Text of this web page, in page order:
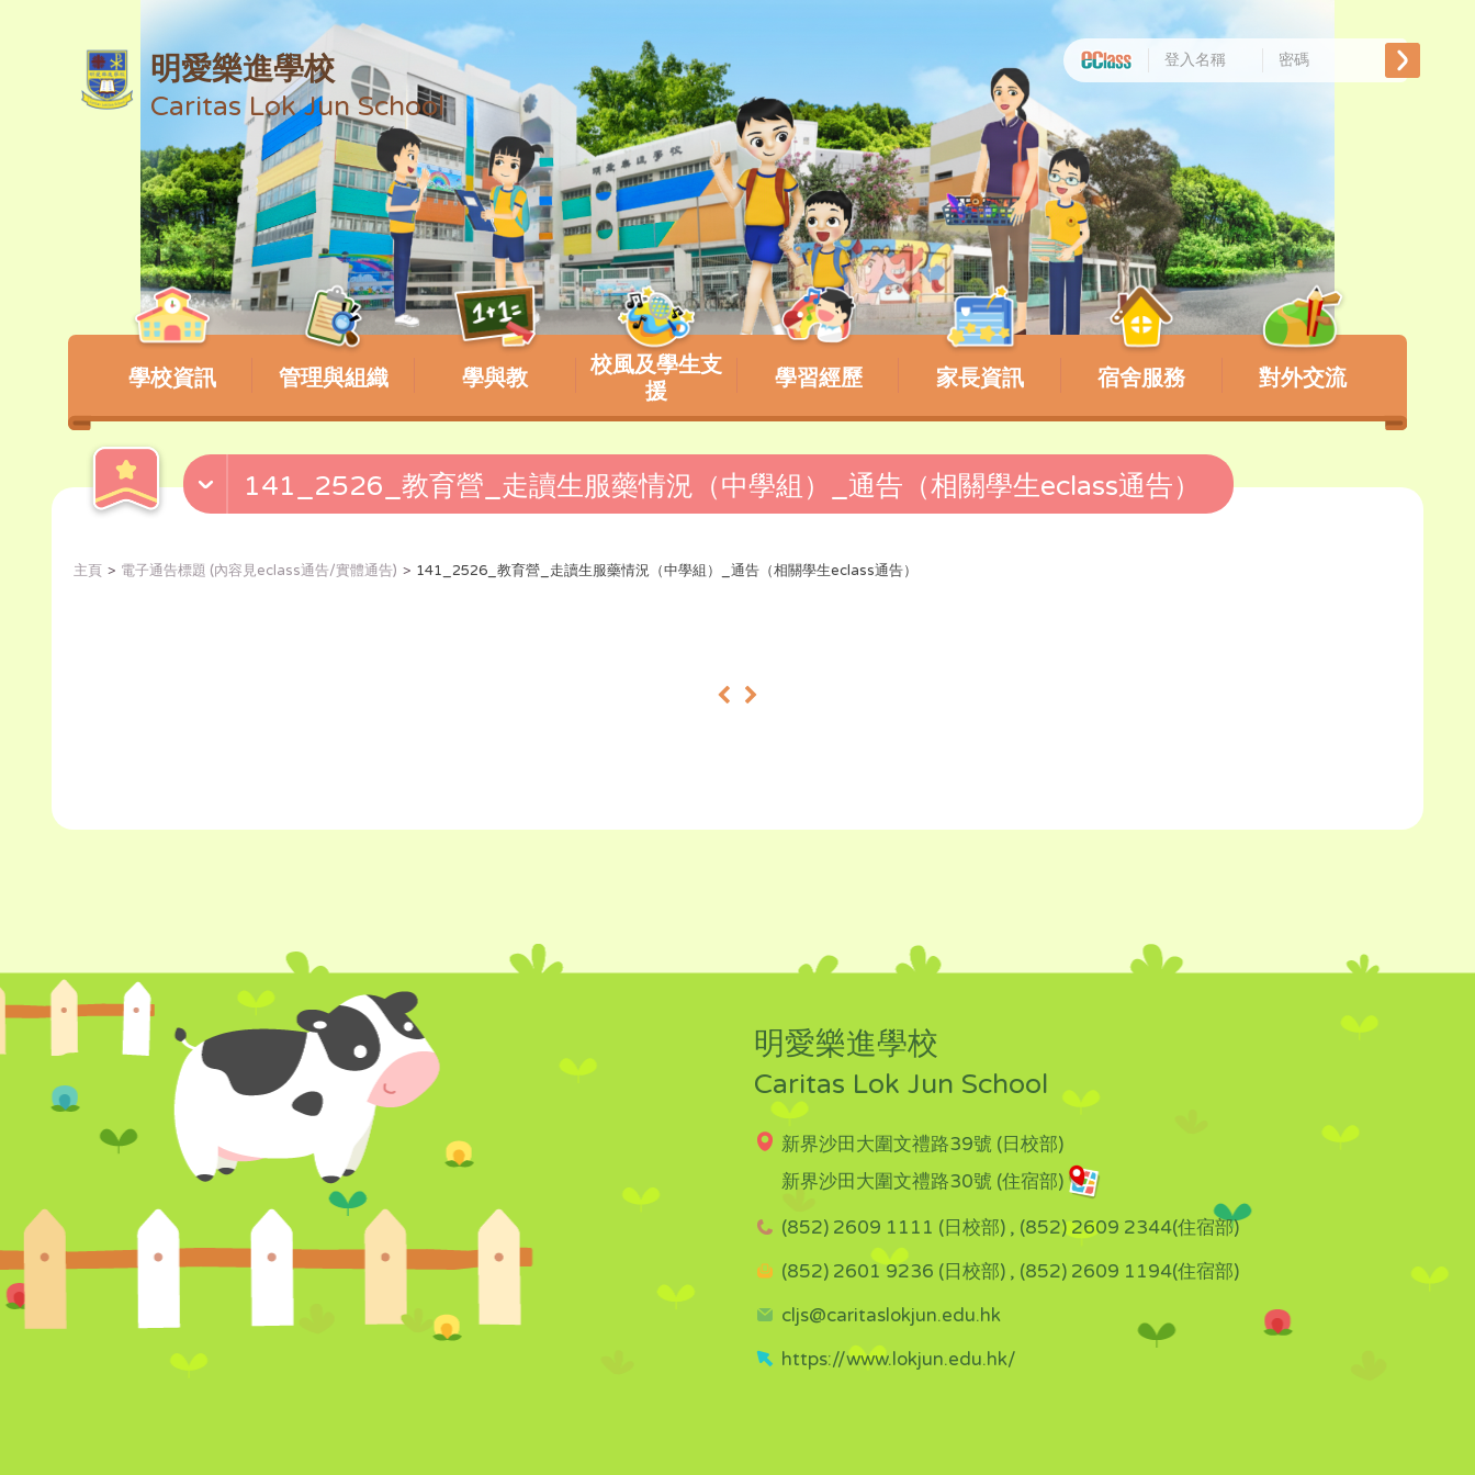
明愛樂進學校
Caritas Lok Jun School
學校資訊 管理與組織 學與教
校風及學生支
援
學習經歷 家長資訊 宿舍服務 對外交流
141_2526_教育營_走讀生服藥情況（中學組）_通告（相關學生eclass通告）
主頁 電子通告標題 (內容見eclass通告/實體通告) 141_2526_教育營_走讀生服藥情況（中學組）_通告（相關學生eclass通告）
« »
明愛樂進學校
Caritas Lok Jun School
新界沙田大圍文禮路39號 (日校部)
新界沙田大圍文禮路30號 (住宿部)
(852) 2609 1111 (日校部) , (852) 2609 2344(住宿部)
(852) 2601 9236 (日校部) , (852) 2609 1194(住宿部)
cljs@caritaslokjun.edu.hk
https://www.lokjun.edu.hk/